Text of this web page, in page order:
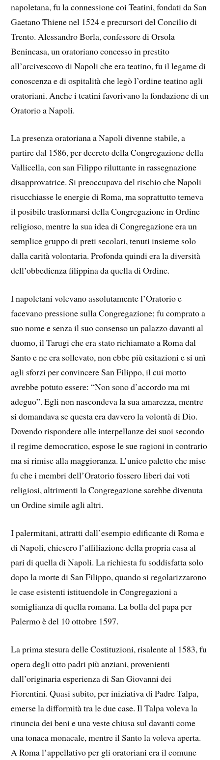
napoletana, fu la connessione coi Teatini, fondati da San
Gaetano Thiene nel 1524 e precursori del Concilio di
Trento. Alessandro Borla, confessore di Orsola
Benincasa, un oratoriano concesso in prestito
all’arcivescovo di Napoli che era teatino, fu il legame di
conoscenza e di ospitalità che legò l’ordine teatino agli
oratoriani. Anche i teatini favorivano la fondazione di un
Oratorio a Napoli.
La presenza oratoriana a Napoli divenne stabile, a
partire dal 1586, per decreto della Congregazione della
Vallicella, con san Filippo riluttante in rassegnazione
disapprovatrice. Si preoccupava del rischio che Napoli
risucchiasse le energie di Roma, ma soprattutto temeva
il posibile trasformarsi della Congregazione in Ordine
religioso, mentre la sua idea di Congregazione era un
semplice gruppo di preti secolari, tenuti insieme solo
dalla carità volontaria. Profonda quindi era la diversità
dell’obbedienza filippina da quella di Ordine.
I napoletani volevano assolutamente l’Oratorio e
facevano pressione sulla Congregazione; fu comprato a
suo nome e senza il suo consenso un palazzo davanti al
duomo, il Tarugi che era stato richiamato a Roma dal
Santo e ne era sollevato, non ebbe più esitazioni e si unì
agli sforzi per convincere San Filippo, il cui motto
avrebbe potuto essere: “Non sono d’accordo ma mi
adeguo”. Egli non nascondeva la sua amarezza, mentre
si domandava se questa era davvero la volontà di Dio.
Dovendo rispondere alle interpellanze dei suoi secondo
il regime democratico, espose le sue ragioni in contrario
ma si rimise alla maggioranza. L’unico paletto che mise
fu che i membri dell’Oratorio fossero liberi dai voti
religiosi, altrimenti la Congregazione sarebbe divenuta
un Ordine simile agli altri.
I palermitani, attratti dall’esempio edificante di Roma e
di Napoli, chiesero l’affiliazione della propria casa al
pari di quella di Napoli. La richiesta fu soddisfatta solo
dopo la morte di San Filippo, quando si regolarizzarono
le case esistenti istituendole in Congregazioni a
somiglianza di quella romana. La bolla del papa per
Palermo è del 10 ottobre 1597.
La prima stesura delle Costituzioni, risalente al 1583, fu
opera degli otto padri più anziani, provenienti
dall’originaria esperienza di San Giovanni dei
Fiorentini. Quasi subito, per iniziativa di Padre Talpa,
emerse la difformità tra le due case. Il Talpa voleva la
rinuncia dei beni e una veste chiusa sul davanti come
una tonaca monacale, mentre il Santo la voleva aperta.
A Roma l’appellativo per gli oratoriani era il comune